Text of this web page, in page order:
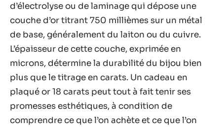
d’électrolyse ou de laminage qui dépose une
couche d’or titrant 750 millièmes sur un métal
de base, généralement du laiton ou du cuivre.
L’épaisseur de cette couche, exprimée en
microns, détermine la durabilité du bijou bien
plus que le titrage en carats. Un cadeau en
plaqué or 18 carats peut tout à fait tenir ses
promesses esthétiques, à condition de
comprendre ce que l’on achète et ce que l’on